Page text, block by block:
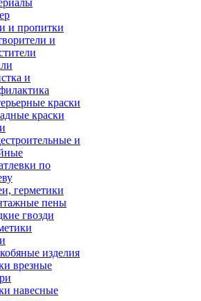
и пропитки
и
и
краски
краски
и
по
герметики
пены
гвозди
изделия
врезные
навесные